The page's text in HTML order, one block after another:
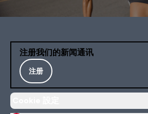
注册我们的新闻通讯
注册